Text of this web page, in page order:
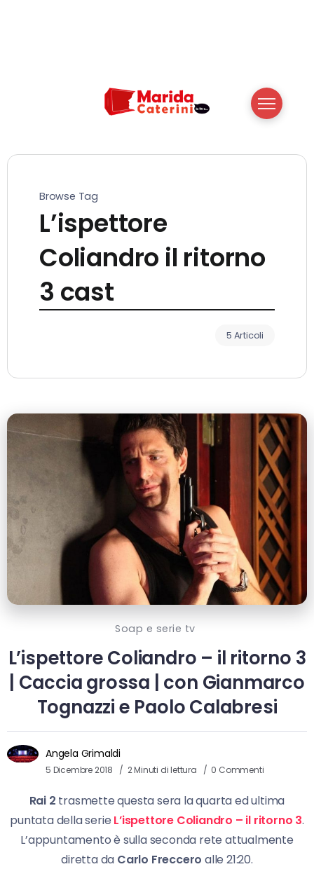
Browse Tag
L’ispettore
Coliandro il ritorno
3 cast
5 Articoli
Soap e serie tv
L’ispettore Coliandro – il ritorno 3
| Caccia grossa | con Gianmarco
Tognazzi e Paolo Calabresi
Angela Grimaldi
5 Dicembre 2018 2 Minuti di lettura 0 Commenti
Rai 2 trasmette questa sera la quarta ed ultima
puntata della serie L’ispettore Coliandro – il ritorno 3.
L’appuntamento è sulla seconda rete attualmente
diretta da Carlo Freccero alle 21:20.